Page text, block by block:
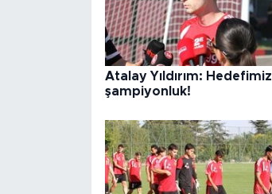
Atalay Yıldırım: Hedefimiz
şampiyonluk!